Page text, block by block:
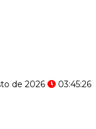
de 2026 03:45:27